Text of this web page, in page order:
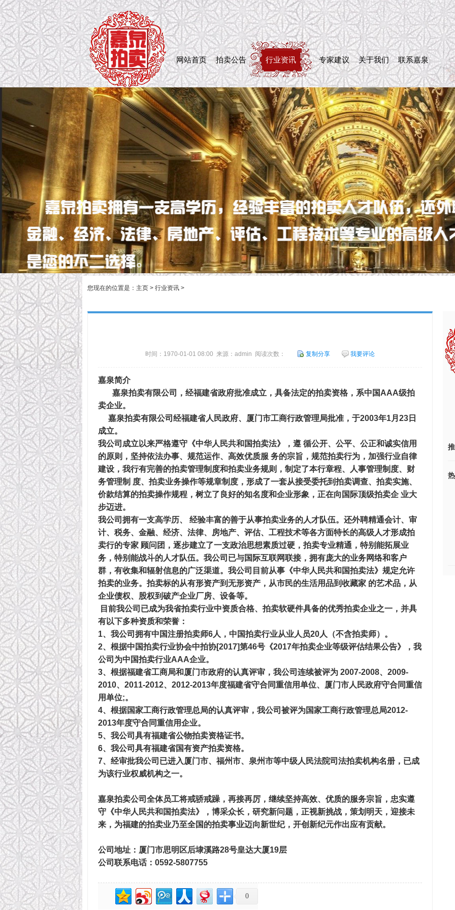
网站首页 拍卖公告 行业资讯 专家建议 关于我们 联系嘉泉
您现在的位置是： 主页 > 行业资讯 >
时间：1970-01-01 08:00 来源：admin 阅读次数： 复制分享 我要评论
嘉泉简介
嘉泉拍卖有限公司，经福建省政府批准成立，具备法定的拍卖资格，系中国AAA级拍
卖企业。
嘉泉拍卖有限公司经福建省人民政府、厦门市工商行政管理局批准，于2003年1月23日
成立。
我公司成立以来严格遵守《中华人民共和国拍卖法》，遵 循公开、公平、公正和诚实信用
的原则，坚持依法办事、规范运作、高效优质服 务的宗旨，规范拍卖行为，加强行业自律
建设，我行有完善的拍卖管理制度和拍卖业务规则，制定了本行章程、人事管理制度、财
务管理制 度、拍卖业务操作等规章制度，形成了一套从接受委托到拍卖调查、拍卖实施、
价款结算的拍卖操作规程，树立了良好的知名度和企业形象，正在向国际顶级拍卖企 业大
步迈进。
我公司拥有一支高学历、 经验丰富的善于从事拍卖业务的人才队伍。还外聘精通会计、审
计、税务、金融、经济、法律、房地产、评估、工程技术等各方面特长的高级人才形成拍
卖行的专家 顾问团，逐步建立了一支政治思想素质过硬，拍卖专业精通，特别能拓展业
务，特别能战斗的人才队伍。我公司已与国际互联网联接，拥有庞大的业务网络和客户
群，有收集和辐射信息的广泛渠道。我公司目前从事《中华人民共和国拍卖法》规定允许
拍卖的业务。拍卖标的从有形资产到无形资产，从市民的生活用品到收藏家 的艺术品，从
企业债权、股权到破产企业厂房、设备等。
目前我公司已成为我省拍卖行业中资质合格、拍卖软硬件具备的优秀拍卖企业之一，并具
有以下多种资质和荣誉：
1、我公司拥有中国注册拍卖师6人，中国拍卖行业从业人员20人（不含拍卖师）。
2、根据中国拍卖行业协会中拍协[2017]第46号《2017年拍卖企业等级评估结果公告》，我
公司为中国拍卖行业AAA企业。
3、根据福建省工商局和厦门市政府的认真评审，我公司连续被评为 2007-2008、2009-
2010、2011-2012、2012-2013年度福建省守合同重信用单位、厦门市人民政府守合同重信
用单位;。
4、根据国家工商行政管理总局的认真评审，我公司被评为国家工商行政管理总局2012-
2013年度守合同重信用企业。
5、我公司具有福建省公物拍卖资格证书。
6、我公司具有福建省国有资产拍卖资格。
7、经审批我公司已进入厦门市、福州市、泉州市等中级人民法院司法拍卖机构名册，已成
为该行业权威机构之一。
嘉泉拍卖公司全体员工将戒骄戒躁，再接再厉，继续坚持高效、优质的服务宗旨，忠实遵
守《中华人民共和国拍卖法》，博采众长，研究新问题，正视新挑战，策划明天，迎接未
来，为福建的拍卖业乃至全国的拍卖事业迈向新世纪，开创新纪元作出应有贡献。
公司地址：厦门市思明区后埭溪路28号皇达大厦19层
公司联系电话：0592-5807755
0